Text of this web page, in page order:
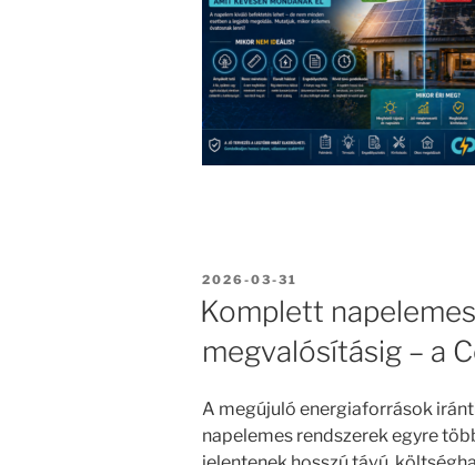
BEKÜLDVE:
2026-03-31
Komplett
megvalósításig – a
A megújuló energiaforrások
napelemes rendszerek egyre